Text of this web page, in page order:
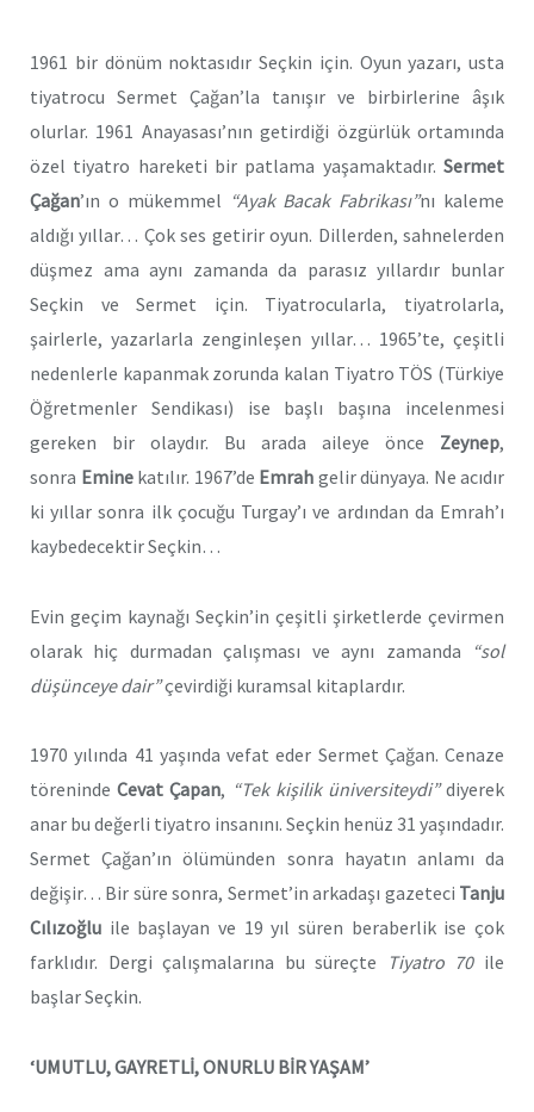
1961 bir dönüm noktasıdır Seçkin için. Oyun yazarı, usta
tiyatrocu Sermet Çağan’la tanışır ve birbirlerine âşık
olurlar. 1961 Anayasası’nın getirdiği özgürlük ortamında
özel tiyatro hareketi bir patlama yaşamaktadır. Sermet
Çağan’ın o mükemmel “Ayak Bacak Fabrikası”nı kaleme
aldığı yıllar… Çok ses getirir oyun. Dillerden, sahnelerden
düşmez ama aynı zamanda da parasız yıllardır bunlar
Seçkin ve Sermet için. Tiyatrocularla, tiyatrolarla,
şairlerle, yazarlarla zenginleşen yıllar… 1965’te, çeşitli
nedenlerle kapanmak zorunda kalan Tiyatro TÖS (Türkiye
Öğretmenler Sendikası) ise başlı başına incelenmesi
gereken bir olaydır. Bu arada aileye önce Zeynep,
sonra Eminekatılır. 1967’de Emrah gelir dünyaya. Ne acıdır
ki yıllar sonra ilk çocuğu Turgay’ı ve ardından da Emrah’ı
kaybedecektir Seçkin…
Evin geçim kaynağı Seçkin’in çeşitli şirketlerde çevirmen
olarak hiç durmadan çalışması ve aynı zamanda
“sol
düşünceye dair”çevirdiği kuramsal kitaplardır.
1970 yılında 41 yaşında vefat eder Sermet Çağan. Cenaze
törenindeCevat Çapan, “Tek kişilik üniversiteydi”diyerek
anar bu değerli tiyatro insanını. Seçkin henüz 31 yaşındadır.
Sermet Çağan’ın ölümünden sonra hayatın anlamı da
değişir… Bir süre sonra, Sermet’in arkadaşı gazeteci Tanju
Cılızoğlu ile başlayan ve 19 yıl süren beraberlik ise çok
farklıdır. Dergi çalışmalarına bu süreçte
Tiyatro 70ile
başlar Seçkin.
‘UMUTLU, GAYRETLİ, ONURLU BİR YAŞAM’